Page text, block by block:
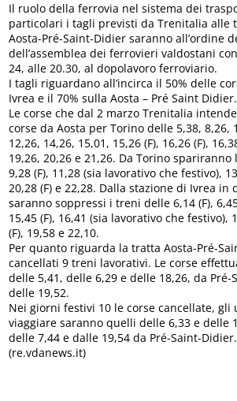
Il ruolo della ferrovia nel sistema dei
particolari i tagli previsti da Trenitalia alle
Aosta-Pré-Saint-Didier saranno all’ordine
dell’assemblea dei ferrovieri valdostani
24, alle 20.30, al dopolavoro ferroviario.
I tagli riguardano all’incirca il 50% delle
Ivrea e il 70% sulla Aosta – Pré Saint Didier.
Le corse che dal 2 marzo Trenitalia
corse da Aosta per Torino delle 5,38, 8,26,
12,26, 14,26, 15,01, 15,26 (F), 16,26 (F),
19,26, 20,26 e 21,26. Da Torino spariranno
9,28 (F), 11,28 (sia lavorativo che festivo),
20,28 (F) e 22,28. Dalla stazione di Ivrea in
saranno soppressi i treni delle 6,14 (F),
15,45 (F), 16,41 (sia lavorativo che festivo),
(F), 19,58 e 22,10.
Per quanto riguarda la tratta Aosta-Pré-
cancellati 9 treni lavorativi. Le corse
delle 5,41, delle 6,29 e delle 18,26, da Pré-
delle 19,52.
Nei giorni festivi 10 le corse cancellate, gli
viaggiare saranno quelli delle 6,33 e delle
delle 7,44 e dalle 19,54 da Pré-Saint-Didier.
(re.vdanews.it)